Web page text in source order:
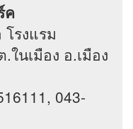
ค
รงแรม
นเมือง อ.เมือง
043-